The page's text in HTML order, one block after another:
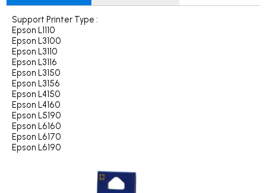
Support Printer Type :
Epson L1110
Epson L3100
Epson L3110
Epson L3116
Epson L3150
Epson L3156
Epson L4150
Epson L4160
Epson L5190
Epson L6160
Epson L6170
Epson L6190